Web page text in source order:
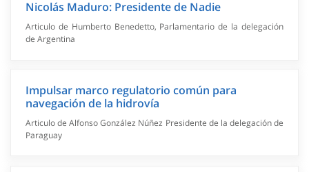
Nicolás Maduro: Presidente de Nadie
Articulo de Humberto Benedetto, Parlamentario de la delegación
de Argentina
Impulsar marco regulatorio común para
navegación de la hidrovía
Articulo de Alfonso González Núñez Presidente de la delegación de
Paraguay